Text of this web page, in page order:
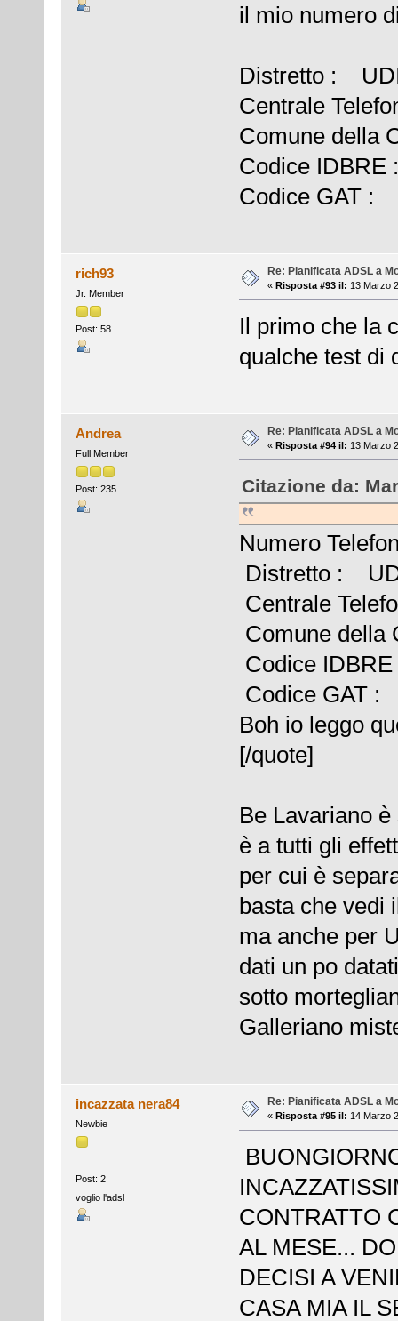
il mio numero
Distretto :
Centrale
Comune della
Codice
Codice GAT :
rich93
Jr. Member
Post: 58
Re: Pianificata ADSL a
« Risposta #93 il: 13 Marzo
Il primo che la
qualche test di
Andrea
Full Member
Post: 235
Re: Pianificata ADSL a
« Risposta #94 il: 13 Marzo
Citazione da:
Numero
Distretto :
Centrale
Comune
Codice
Codice GAT
Boh io leggo
[/quote]
Be Lavariano
è a tutti gli
per cui è
basta che vedi
ma anche per
dati un po
sotto
Galleriano
incazzata nera84
Newbie
Post: 2
voglio l'adsl
Re: Pianificata ADSL a
« Risposta #95 il: 14 Marzo
CONTRATTO
AL MESE...
DECISI A
CASA MIA IL